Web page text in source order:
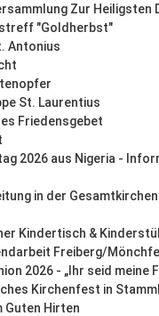
Zur Heiligsten
"Goldherbst"
Antonius
St. Laurentius
Friedensgebet
2026 aus Nigeria -
in der
Kindertisch &
Freiberg/
2026 - „Ihr seid meine
Kirchenfest in
Guten Hirten